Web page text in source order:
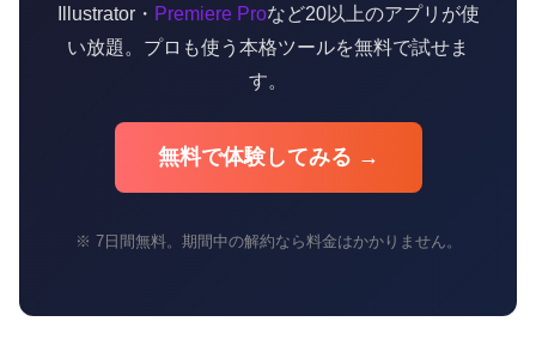
Illustrator・ Premiere Proなど20以上のアプリが使
い放題。プロも使う本格ツールを無料で試せま
す。
無料で体験してみる →
※ 7日間無料。期間中の解約なら料金はかかりません。